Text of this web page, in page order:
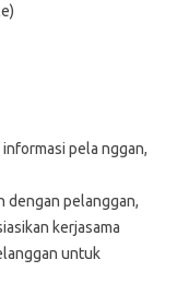
pela nggan,
dengan pelanggan,
kerjasama
untuk